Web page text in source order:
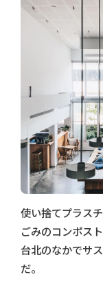
使い捨てプラス
ごみのコンポス
台北のなかでサ
だ。